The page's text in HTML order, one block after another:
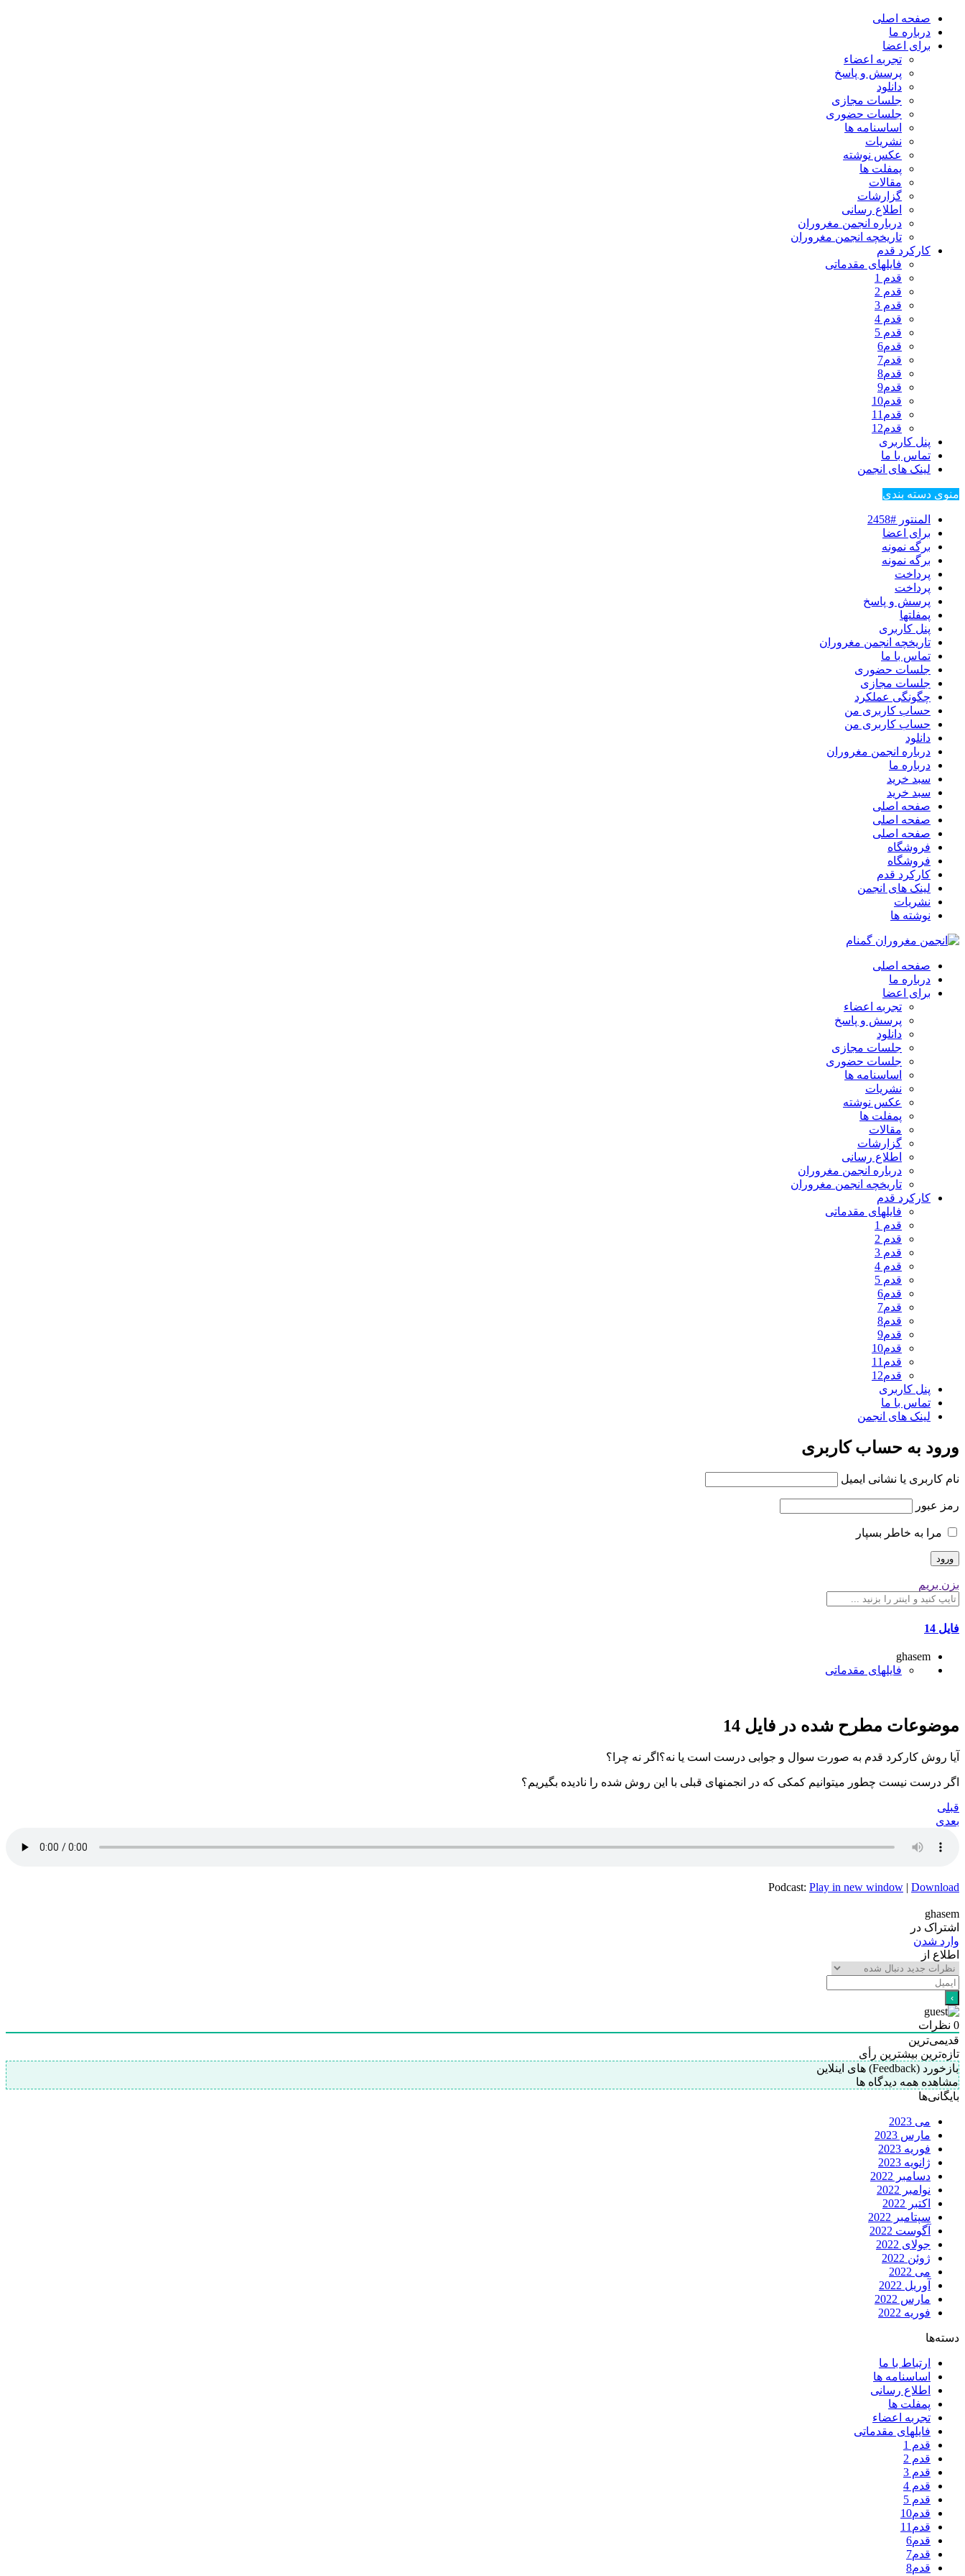
صفحه اصلی
درباره ما
برای اعضا
تجربه اعضاء
پرسش و پاسخ
دانلود
جلسات مجازی
جلسات حضوری
اساسنامه ها
نشریات
عکس نوشته
پمفلت ها
مقالات
گزارشات
اطلاع رسانی
درباره انجمن مغروران
تاریخچه انجمن مغروران
کارکرد قدم
فایلهای مقدماتی
قدم 1
قدم 2
قدم 3
قدم 4
قدم 5
قدم6
قدم7
قدم8
قدم9
قدم10
قدم11
قدم12
پنل کاربری
تماس با ما
لینک های انجمن
منوی دسته بندی
المنتور #2458
برای اعضا
برگه نمونه
برگه نمونه
پرداخت
پرداخت
پرسش و پاسخ
پمفلتها
پنل کاربری
تاریخچه انجمن مغروران
تماس با ما
جلسات حضوری
جلسات مجازی
چگونگی عملکرد
حساب کاربری من
حساب کاربری من
دانلود
درباره انجمن مغروران
درباره ما
سبد خرید
سبد خرید
صفحه اصلی
صفحه اصلی
صفحه اصلی
فروشگاه
فروشگاه
کارکرد قدم
لینک های انجمن
نشریات
نوشته ها
صفحه اصلی
درباره ما
برای اعضا
تجربه اعضاء
پرسش و پاسخ
دانلود
جلسات مجازی
جلسات حضوری
اساسنامه ها
نشریات
عکس نوشته
پمفلت ها
مقالات
گزارشات
اطلاع رسانی
درباره انجمن مغروران
تاریخچه انجمن مغروران
کارکرد قدم
فایلهای مقدماتی
قدم 1
قدم 2
قدم 3
قدم 4
قدم 5
قدم6
قدم7
قدم8
قدم9
قدم10
قدم11
قدم12
پنل کاربری
تماس با ما
لینک های انجمن
ورود به حساب کاربری
نام کاربری یا نشانی ایمیل
رمز عبور
مرا به خاطر بسپار
بزن بریم
فایل 14
ghasem
فایلهای مقدماتی
موضوعات مطرح شده در فایل 14
آیا روش کارکرد قدم به صورت سوال و جوابی درست است یا نه؟اگر نه چرا؟
اگر درست نیست چطور میتوانیم کمکی که در انجمنهای قبلی با این روش شده را نادیده بگیریم؟
قبلی
بعدی
Podcast: Play in new window | Download
ghasem
اشتراک در
وارد شدن
اطلاع از
0 نظرات
قدیمی‌ترین
تازه‌ترین بیشترین رأی
بازخورد (Feedback) های اینلاین
مشاهده همه دیدگاه ها
بایگانی‌ها
می 2023
مارس 2023
فوریه 2023
ژانویه 2023
دسامبر 2022
نوامبر 2022
اکتبر 2022
سپتامبر 2022
آگوست 2022
جولای 2022
ژوئن 2022
می 2022
آوریل 2022
مارس 2022
فوریه 2022
دسته‌ها
ارتباط با ما
اساسنامه ها
اطلاع رسانی
پمفلت ها
تجربه اعضاء
فایلهای مقدماتی
قدم 1
قدم 2
قدم 3
قدم 4
قدم 5
قدم10
قدم11
قدم6
قدم7
قدم8